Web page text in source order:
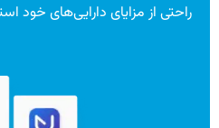
راحتی از مزایای دارایی‌های خود